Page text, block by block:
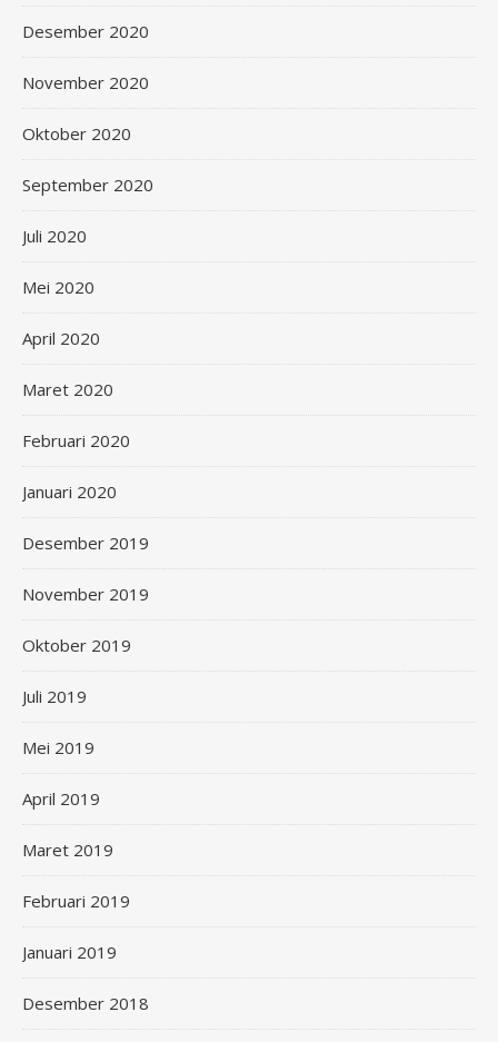
Desember 2020
November 2020
Oktober 2020
September 2020
Juli 2020
Mei 2020
April 2020
Maret 2020
Februari 2020
Januari 2020
Desember 2019
November 2019
Oktober 2019
Juli 2019
Mei 2019
April 2019
Maret 2019
Februari 2019
Januari 2019
Desember 2018